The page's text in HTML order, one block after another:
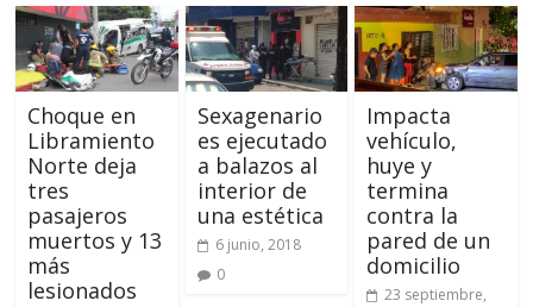
Choque en
Libramiento
Norte deja
tres
pasajeros
muertos y 13
más
lesionados
Sexagenario
es ejecutado
a balazos al
interior de
una estética
6 junio, 2018
0
Impacta
vehículo,
huye y
termina
contra la
pared de un
domicilio
23 septiembre,